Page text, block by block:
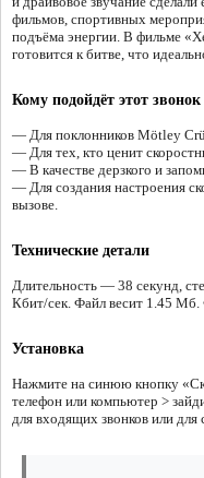
фильмов, спортивных
подъёма энергии. В фильме
готовится к битве, что
Кому подойдёт этот звонок
— Для поклонников Mötley
— Для тех, кто ценит
— В качестве дерзкого и
— Для создания настроения
вызове.
Технические детали
Длительность — 38 секунд,
Кбит/сек. Файл весит 1.45
Установка
Нажмите на синюю кнопку
телефон или компьютер >
для входящих звонков или для